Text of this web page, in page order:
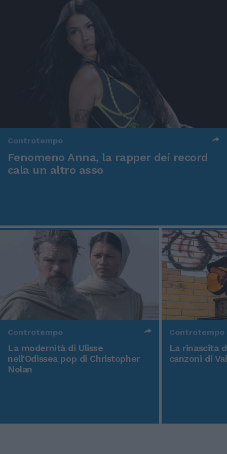
Controtempo
Fenomeno Anna, la rapper dei record
cala un altro asso
Controtempo
La modernità di Ulisse
nell'Odissea pop di Christopher
Nolan
Controtempo
La rinascita
canzoni di